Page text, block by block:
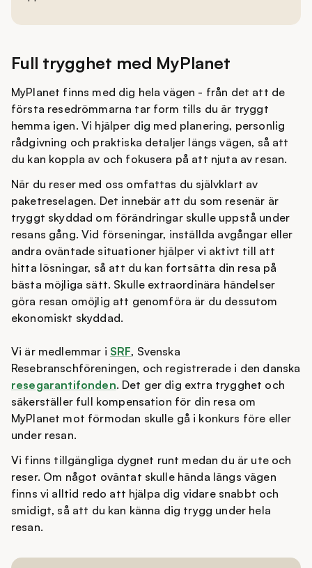
Full trygghet med MyPlanet
MyPlanet finns med dig hela vägen - från det att de
första resedrömmarna tar form tills du är tryggt
hemma igen. Vi hjälper dig med planering, personlig
rådgivning och praktiska detaljer längs vägen, så att
du kan koppla av och fokusera på att njuta av resan.
När du reser med oss omfattas du självklart av
paketreselagen. Det innebär att du som resenär är
tryggt skyddad om förändringar skulle uppstå under
resans gång. Vid förseningar, inställda avgångar eller
andra oväntade situationer hjälper vi aktivt till att
hitta lösningar, så att du kan fortsätta din resa på
bästa möjliga sätt. Skulle extraordinära händelser
göra resan omöjlig att genomföra är du dessutom
ekonomiskt skyddad.
Vi är medlemmar i SRF, Svenska
Resebranschföreningen, och registrerade i den danska
resegarantifonden. Det ger dig extra trygghet och
säkerställer full kompensation för din resa om
MyPlanet mot förmodan skulle gå i konkurs före eller
under resan.
Vi finns tillgängliga dygnet runt medan du är ute och
reser. Om något oväntat skulle hända längs vägen
finns vi alltid redo att hjälpa dig vidare snabbt och
smidigt, så att du kan känna dig trygg under hela
resan.